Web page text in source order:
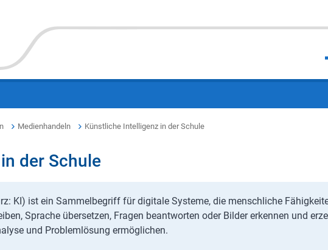
Medienhandeln Künstliche Intelligenz in der Schule
der Schule
KI) ist ein Sammelbegriff für digitale Systeme, die menschliche
Sprache übersetzen, Fragen beantworten oder Bilder erkennen und
und Problemlösung ermöglichen.